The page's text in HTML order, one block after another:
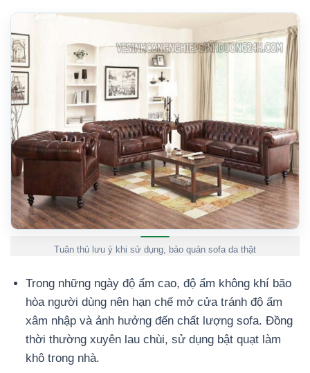
Tuân thủ lưu ý khi sử dụng, bảo quản sofa da thật
Trong những ngày độ ẩm cao, độ ẩm không khí bão
hòa người dùng nên hạn chế mở cửa tránh độ ẩm
xâm nhập và ảnh hưởng đến chất lượng sofa. Đồng
thời thường xuyên lau chùi, sử dụng bật quạt làm
khô trong nhà.